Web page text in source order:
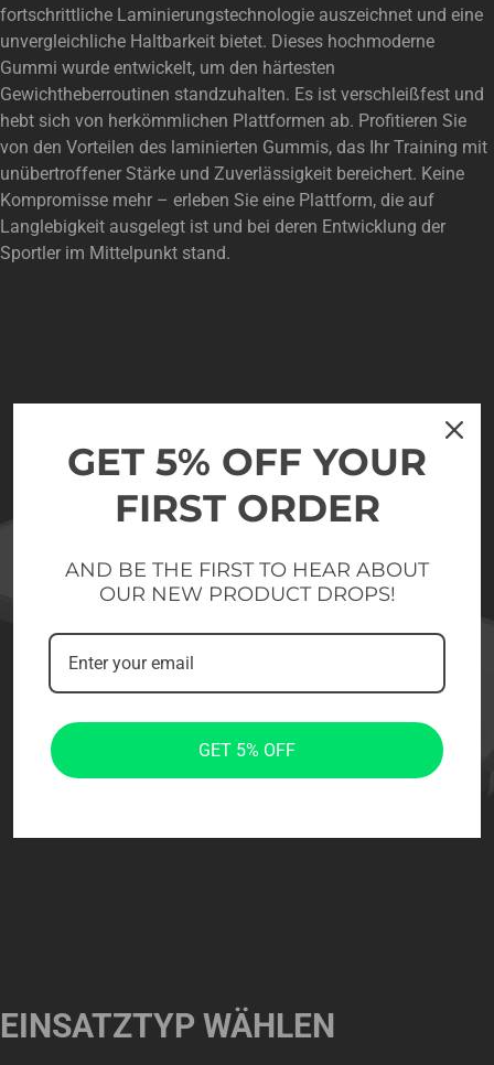
fortschrittliche Laminierungstechnologie auszeichnet und eine
unvergleichliche Haltbarkeit bietet. Dieses hochmoderne
Gummi wurde entwickelt, um den härtesten
Gewichtheberroutinen standzuhalten. Es ist verschleißfest und
hebt sich von herkömmlichen Plattformen ab. Profitieren Sie
von den Vorteilen des laminierten Gummis, das Ihr Training mit
unübertroffener Stärke und Zuverlässigkeit bereichert. Keine
Kompromisse mehr – erleben Sie eine Plattform, die auf
Langlebigkeit ausgelegt ist und bei deren Entwicklung der
Sportler im Mittelpunkt stand.
EINSATZTYP WÄHLEN
GET 5% OFF YOUR
FIRST ORDER
AND BE THE FIRST TO HEAR ABOUT
OUR NEW PRODUCT DROPS!
GET 5% OFF